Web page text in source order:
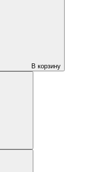
В корзину